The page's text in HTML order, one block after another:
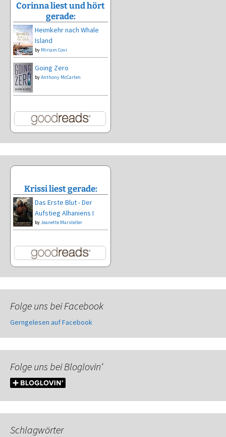
Corinna liest und hört
gerade:
Heimkehr nach Whale
Island
by Miriam Covi
Going Zero
byAnthony McCarten
Krissi liest gerade:
Das Erste Blut - Der
Aufstieg Alhaniens I
byJeanette Marsteller
Folge uns bei Facebook
Gerngelesen auf Facebook
Folge uns bei Bloglovin‘
Schlagwörter